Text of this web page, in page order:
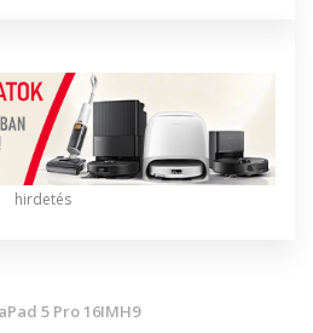
hirdetés
5 Pro 16IMH9